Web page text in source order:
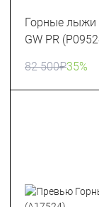
Горные лыжи
GW PR
82 500₽35%